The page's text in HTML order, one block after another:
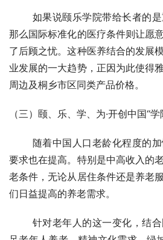
心建成后引入德国高端康复医疗品
式和管理理念，由德国医疗专家组
营。
如果说颐乐学院带给长者的是
了后顾之忧。这种医养结合的发展
业发展的一大趋势，正因为此使得
周边及桐乡市区同类产品价格。
（三）颐、乐、学、为·开创中国“
要求也在提高。特别是中高收入的